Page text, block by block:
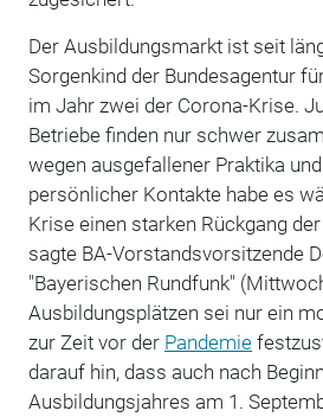
Der Ausbildungsmarkt ist seit
Sorgenkind der Bundesagentur
im Jahr zwei der Corona-Krise.
Betriebe finden nur schwer
wegen ausgefallener Praktika
persönlicher Kontakte habe es
Krise einen starken Rückgang
sagte BA-Vorstandsvorsitzende
"Bayerischen Rundfunk"
Ausbildungsplätzen sei nur ein
zur Zeit vor der Pandemie
darauf hin, dass auch nach
Ausbildungsjahres am 1.